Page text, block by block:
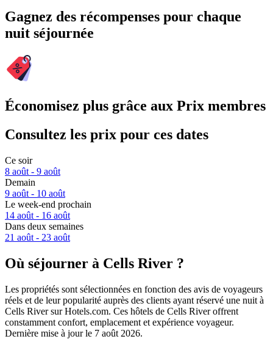
Gagnez des récompenses pour chaque
nuit séjournée
Économisez plus grâce aux Prix membres
Consultez les prix pour ces dates
Ce soir
8 août - 9 août
Demain
9 août - 10 août
Le week-end prochain
14 août - 16 août
Dans deux semaines
21 août - 23 août
Où séjourner à Cells River ?
Les propriétés sont sélectionnées en fonction des avis de voyageurs
réels et de leur popularité auprès des clients ayant réservé une nuit à
Cells River sur Hotels.com. Ces hôtels de Cells River offrent
constamment confort, emplacement et expérience voyageur.
Dernière mise à jour le 7 août 2026.